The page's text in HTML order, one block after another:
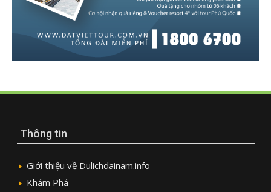
Thông tin
Giới thiệu về Dulichdainam.info
Khám Phá